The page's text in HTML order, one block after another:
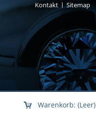
Kontakt Sitemap
Warenkorb: (Leer)